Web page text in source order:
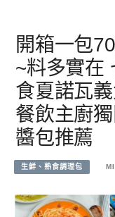
開箱一包
~料多實在
食夏諾瓦
餐飲主廚
醬包推薦
生鮮、熟食調理包